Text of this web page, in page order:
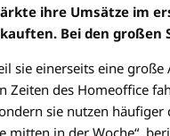
ihre Umsätze im
Bei den großen
sie einerseits eine
Zeiten des Homeoffice
sie nutzen
mitten in der Woche“,